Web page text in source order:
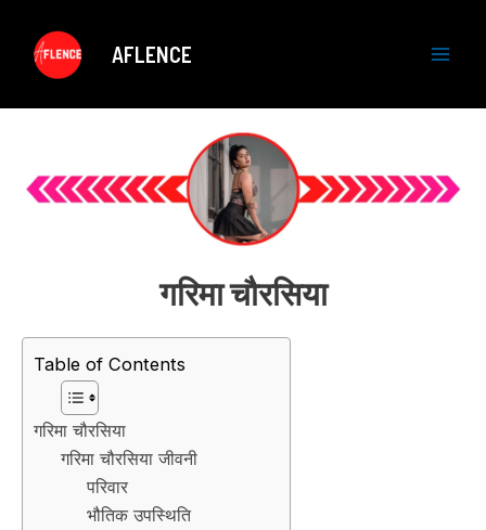
content
AFLENCE
i
गरिमा चौरसिया
Table of Contents
गरिमा चौरसिया
गरिमा चौरसिया जीवनी
परिवार
भौतिक उपस्थिति